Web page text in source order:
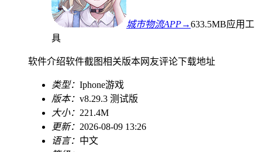
城市物流APP→633.5MB应用工
具
软件介绍软件截图相关版本网友评论下载地址
类型： Iphone游戏
版本： v8.29.3 测试版
大小： 221.4M
更新： 2026-08-09 13:26
语言： 中文